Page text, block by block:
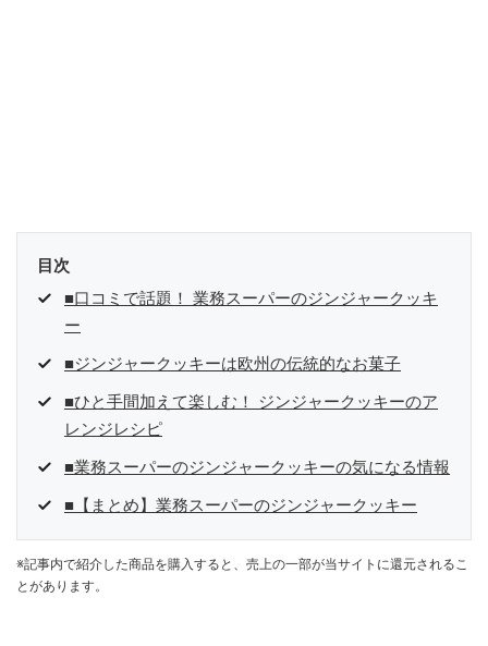
目次
■口コミで話題！ 業務スーパーのジンジャークッキ
ー
■ジンジャークッキーは欧州の伝統的なお菓子
■ひと手間加えて楽しむ！ ジンジャークッキーのア
レンジレシピ
■業務スーパーのジンジャークッキーの気になる情報
■【まとめ】業務スーパーのジンジャークッキー
※記事内で紹介した商品を購入すると、売上の一部が当サイトに還元されるこ
とがあります。